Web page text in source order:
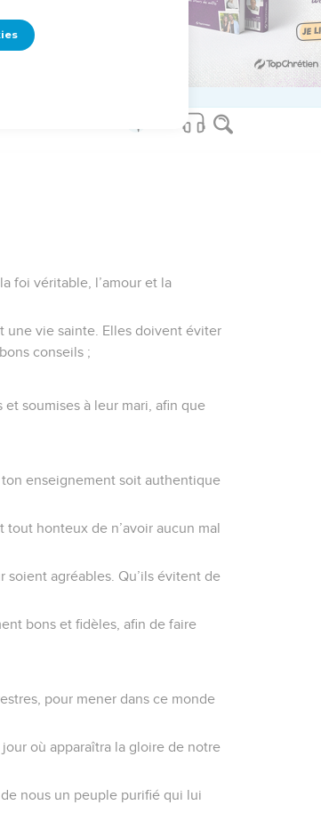
rendez-vous sur www.editionsbiblio.fr
foi véritable, l’amour et la
une vie sainte. Elles doivent éviter
conseils ;
soumises à leur mari, afin que
ton enseignement soit authentique
tout honteux de n’avoir aucun mal
soient agréables. Qu’ils évitent de
bons et fidèles, afin de faire
pour mener dans ce monde
où apparaîtra la gloire de notre
nous un peuple purifié qui lui